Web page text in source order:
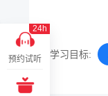
学习目标:
24h
预约试听